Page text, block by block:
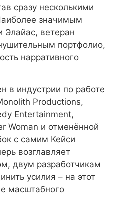
сразу несколькими
значимым
Элайас, ветеран
портфолио,
нарративного
в индустрии по работе
Productions,
Entertainment,
Woman и отменённой
с самим Кейси
возглавляет
двум разработчикам
усилия – на этот
масштабного